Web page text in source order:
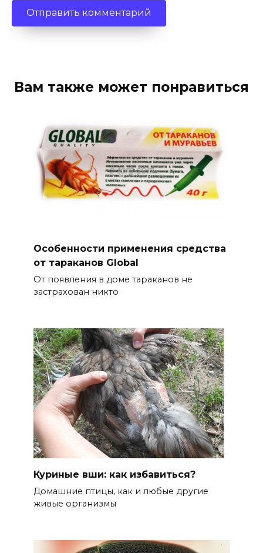
Вам также может понравиться
Особенности применения средства
от тараканов Global
От появления в доме тараканов не
застрахован никто
Куриные вши: как избавиться?
Домашние птицы, как и любые другие
живые организмы